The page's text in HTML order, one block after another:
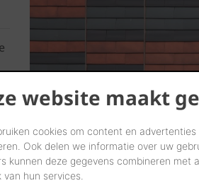
website maakt
cookies om content en
Ook delen we informatie over uw
kunnen deze gegevens combineren
van hun services.